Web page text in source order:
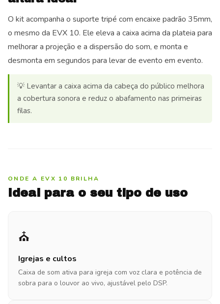
O kit acompanha o suporte tripé com encaixe padrão 35mm,
o mesmo da EVX 10. Ele eleva a caixa acima da plateia para
melhorar a projeção e a dispersão do som, e monta e
desmonta em segundos para levar de evento em evento.
💡 Levantar a caixa acima da cabeça do público melhora
a cobertura sonora e reduz o abafamento nas primeiras
filas.
ONDE A EVX 10 BRILHA
Ideal para o seu tipo de uso
⛪
Igrejas e cultos
Caixa de som ativa para igreja com voz clara e potência de
sobra para o louvor ao vivo, ajustável pelo DSP.